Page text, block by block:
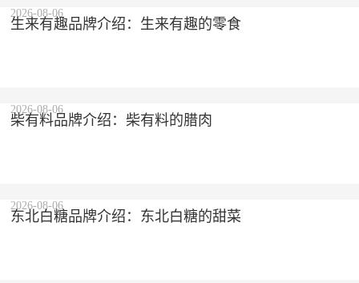
生来有趣品牌介绍：生来有趣的零食
2026-08-06
柴有料品牌介绍：柴有料的腊肉
2026-08-06
东北白糖品牌介绍：东北白糖的甜菜
2026-08-06